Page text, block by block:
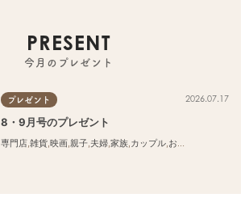
PRESENT
今月のプレゼント
プレゼント 2026.07.17
8・9月号のプレゼント
専門店 雑貨 映画 親子 夫婦 家族 カップル おひとりさま